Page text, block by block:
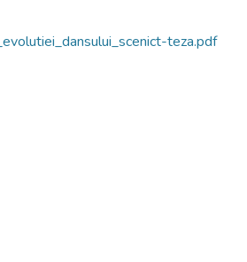
teza.pdf